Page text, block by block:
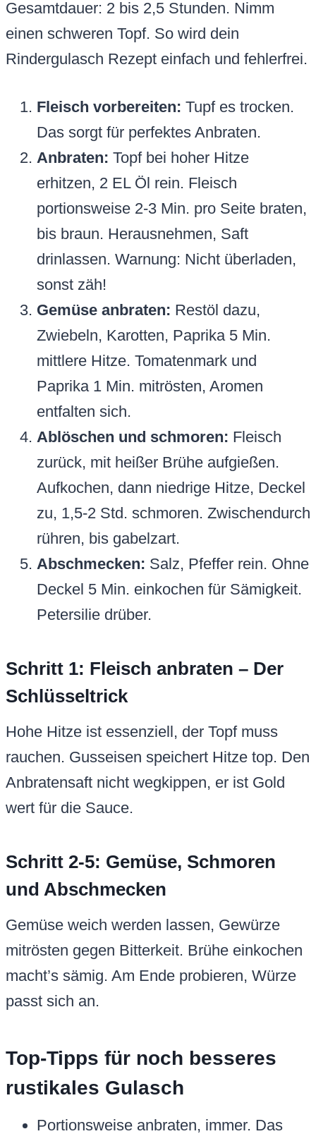
Gesamtdauer: 2 bis 2,5 Stunden. Nimm
einen schweren Topf. So wird dein
Rindergulasch Rezept einfach und fehlerfrei.
Fleisch vorbereiten: Tupf es trocken.
Das sorgt für perfektes Anbraten.
Anbraten: Topf bei hoher Hitze
erhitzen, 2 EL Öl rein. Fleisch
portionsweise 2-3 Min. pro Seite braten,
bis braun. Herausnehmen, Saft
drinlassen. Warnung: Nicht überladen,
sonst zäh!
Gemüse anbraten: Restöl dazu,
Zwiebeln, Karotten, Paprika 5 Min.
mittlere Hitze. Tomatenmark und
Paprika 1 Min. mitrösten, Aromen
entfalten sich.
Ablöschen und schmoren: Fleisch
zurück, mit heißer Brühe aufgießen.
Aufkochen, dann niedrige Hitze, Deckel
zu, 1,5-2 Std. schmoren. Zwischendurch
rühren, bis gabelzart.
Abschmecken: Salz, Pfeffer rein. Ohne
Deckel 5 Min. einkochen für Sämigkeit.
Petersilie drüber.
Schritt 1: Fleisch anbraten – Der
Schlüsseltrick
Hohe Hitze ist essenziell, der Topf muss
rauchen. Gusseisen speichert Hitze top. Den
Anbratensaft nicht wegkippen, er ist Gold
wert für die Sauce.
Schritt 2-5: Gemüse, Schmoren
und Abschmecken
Gemüse weich werden lassen, Gewürze
mitrösten gegen Bitterkeit. Brühe einkochen
macht’s sämig. Am Ende probieren, Würze
passt sich an.
Top-Tipps für noch besseres
rustikales Gulasch
Portionsweise anbraten, immer. Das